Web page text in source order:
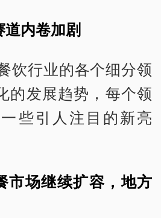
道内卷加剧
行业的各个细分领
的发展趋势，每个领
些引人注目的新亮
市场继续扩容，地方